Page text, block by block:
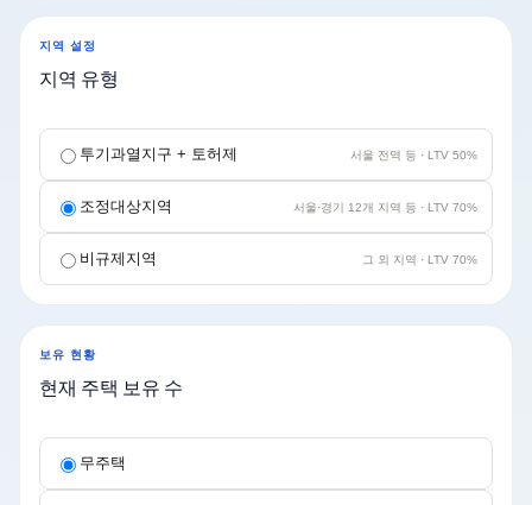
지역 설정
지역 유형
투기과열지구 + 토허제 서울 전역 등 · LTV 50%
조정대상지역 서울·경기 12개 지역 등 · LTV 70%
비규제지역 그 외 지역 · LTV 70%
보유 현황
현재 주택 보유 수
무주택